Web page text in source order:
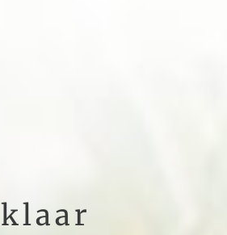
klaar